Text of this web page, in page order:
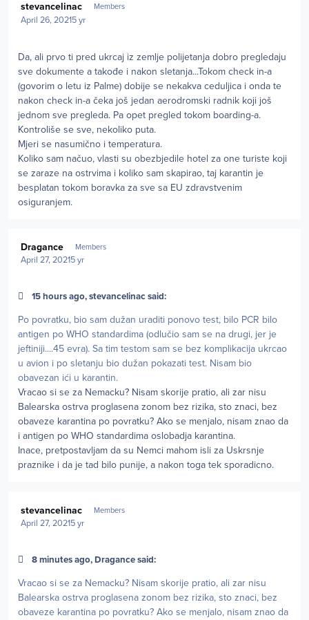
stevancelinac Members
April 26, 20215 yr
Da, ali prvo ti pred ukrcaj iz zemlje polijetanja dobro pregledaju
sve dokumente a takođe i nakon sletanja...Tokom check in-a
(govorim o letu iz Palme) dobije se nekakva ceduljica i onda te
nakon check in-a čeka još jedan aerodromski radnik koji još
jednom sve pregleda. Pa opet pregled tokom boarding-a.
Kontroliše se sve, nekoliko puta.
Mjeri se nasumično i temperatura.
Koliko sam načuo, vlasti su obezbjedile hotel za one turiste koji
se zaraze na ostrvima i koliko sam skapirao, taj karantin je
besplatan tokom boravka za sve sa EU zdravstvenim
osiguranjem.
Dragance Members
April 27, 20215 yr
15 hours ago, stevancelinac said:
Po povratku, bio sam dužan uraditi ponovo test, bilo PCR bilo
antigen po WHO standardima (odlučio sam se na drugi, jer je
jeftiniji....45 evra). Sa tim testom sam se bez komplikacija ukrcao
u avion i po sletanju bio dužan pokazati test. Nisam bio
obavezan ići u karantin.
Vracao si se za Nemacku? Nisam skorije pratio, ali zar nisu
Balearska ostrva proglasena zonom bez rizika, sto znaci, bez
obaveze karantina po povratku? Ako se menjalo, nisam znao da
i antigen po WHO standardima oslobadja karantina.
Inace, pretpostavljam da su Nemci mahom isli za Uskrsnje
praznike i da je tad bilo punije, a nakon toga tek sporadicno.
stevancelinac Members
April 27, 20215 yr
8 minutes ago, Dragance said:
Vracao si se za Nemacku? Nisam skorije pratio, ali zar nisu
Balearska ostrva proglasena zonom bez rizika, sto znaci, bez
obaveze karantina po povratku? Ako se menjalo, nisam znao da